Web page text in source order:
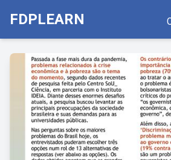
FDPLEARN